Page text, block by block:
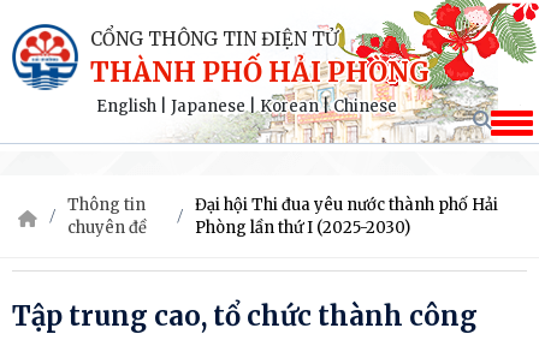
CỔNG THÔNG TIN ĐIỆN TỬ
THÀNH PHỐ HẢI PHÒNG
English Japanese|Korean|Chinese
Thông tin
chuyên đề
Đại hội Thi đua yêu nước thành phố Hải
Phòng lần thứ I (2025-2030)
Tập trung cao, tổ chức thành công